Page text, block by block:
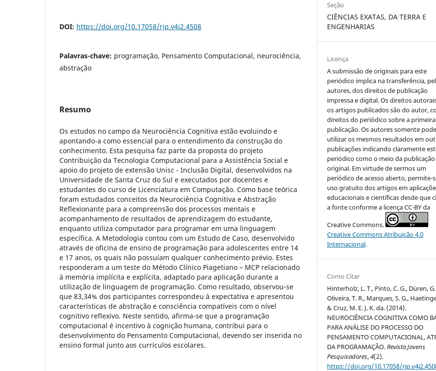
DOI: https://doi.org/10.17058/rjp.v4i2.4508
Palavras-chave: programação, Pensamento Computacional, neurociência,
abstração
Resumo
Os estudos no campo da Neurociência Cognitiva estão evoluindo e
apontando-a como essencial para o entendimento da construção do
conhecimento. Esta pesquisa faz parte da proposta do projeto
Contribuição da Tecnologia Computacional para a Assistência Social e
apoio do projeto de extensão Unisc - Inclusão Digital, desenvolvidos na
Universidade de Santa Cruz do Sul e executados por docentes e
estudantes do curso de Licenciatura em Computação. Como base teórica
foram estudados conceitos da Neurociência Cognitiva e Abstração
Reflexionante para a compreensão dos processos mentais e
acompanhamento de resultados de aprendizagem do estudante,
enquanto utiliza computador para programar em uma linguagem
específica. A Metodologia contou com um Estudo de Caso, desenvolvido
através de oficina de ensino de programação para adolescentes entre 14
e 17 anos, os quais não possuíam qualquer conhecimento prévio. Estes
responderam a um teste do Método Clínico Piagetiano – MCP relacionado
à memória implícita e explícita, adaptado para aplicação durante a
utilização de linguagem de programação. Como resultado, observou-se
que 83,34% dos participantes correspondeu à expectativa e apresentou
características de abstração e consciência compatíveis com o nível
cognitivo reflexivo. Neste sentido, afirma-se que a programação
computacional é incentivo à cognição humana, contribui para o
desenvolvimento do Pensamento Computacional, devendo ser inserida no
ensino formal junto aos currículos escolares.
Seção
CIÊNCIAS EXATAS, DA TERRA E
ENGENHARIAS
Licença
A submissão de originais para este
periódico implica na transferência,
autores, dos direitos de publicação
impressa e digital. Os direitos
os artigos publicados são do autor,
direitos do periódico sobre a primeira
publicação. Os autores somente
utilizar os mesmos resultados em
publicações indicando claramente
periódico como o meio da publicação
original. Em virtude de sermos um
periódico de acesso aberto, permite-
uso gratuito dos artigos em
educacionais e científicas desde que
a fonte conforme a licença CC-BY da
Creative Commons.
Creative Commons Atribuição 4.0
Internacional.
Como Citar
Hinterholz, L. T., Pinto, C. G., Düren,
Oliveira, T. R., Marques, S. G.,
& Cruz, M. E. J. K. da. (2014).
NEUROCIÊNCIA COGNITIVA COMO
PARA ANÁLISE DO PROCESSO DO
PENSAMENTO COMPUTACIONAL,
DA PROGRAMAÇÃO.Revista Jovens
Pesquisadores,4(2).
https://doi.org/10.17058/